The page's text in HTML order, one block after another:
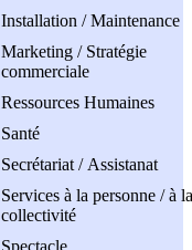
Installation / Maintenance
Marketing / Stratégie
commerciale
Ressources Humaines
Santé
Secrétariat / Assistanat
Services à la personne / à la
collectivité
Spectacle